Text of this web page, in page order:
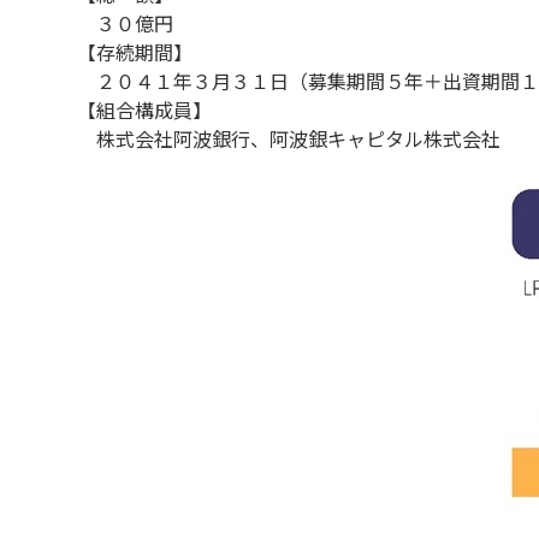
３０億円
【存続期間】
２０４１年３月３１日（募集期間５年＋出資期間
【組合構成員】
株式会社阿波銀行、阿波銀キャピタル株式会社